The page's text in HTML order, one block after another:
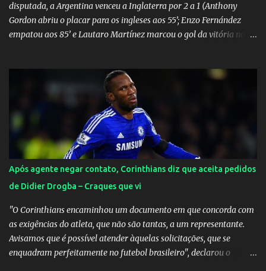
disputada, a Argentina venceu a Inglaterra por 2 a 1 (Anthony
Gordon abriu o placar para os ingleses aos 55’; Enzo Fernández
empatou aos 85’ e Lautaro Martínez marcou o gol da vitória nos
Inglaterra durante o jogo.
Após agente negar contato, Corinthians diz que aceita pedidos
de Didier Drogba – Craques que vi
"O Corinthians encaminhou um documento em que concorda com
as exigências do atleta, que não são tantas, a um representante.
Avisamos que é possível atender àquelas solicitações, que se
enquadram perfeitamente no futebol brasileiro", declarou o